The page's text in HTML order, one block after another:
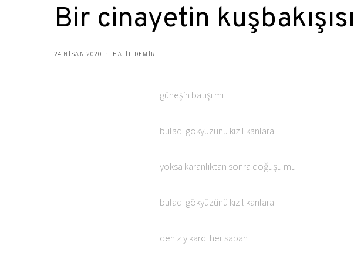
Bir cinayetin kuşbakışısı
24 NISAN 2020 HALIL DEMIR
güneşin batışı mı
buladı gökyüzünü kızıl kanlara
yoksa karanlıktan sonra doğuşu mu
buladı gökyüzünü kızıl kanlara
deniz yıkardı her sabah